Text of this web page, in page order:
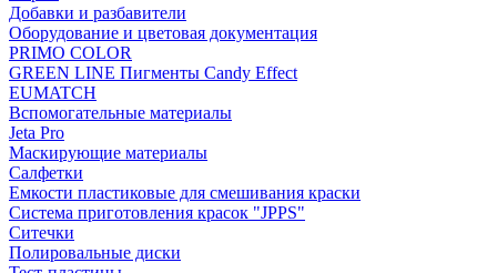
Добавки и разбавители
Оборудование и цветовая документация
PRIMO COLOR
GREEN LINE Пигменты Candy Effect
EUMATCH
Вспомогательные материалы
Jeta Pro
Маскирующие материалы
Салфетки
Емкости пластиковые для смешивания краски
Система приготовления красок "JPPS"
Ситечки
Полировальные диски